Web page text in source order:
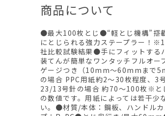
商品について
●最大100枚とじ●“軽とじ機構”搭
にとじられる強力ステープラー！
社比較試験結果●手にフィットする
装てんが簡単なワンタッチフルオ
ゲージつき（10mm～60mmまで
の場合 PPC用紙約2～30枚程度、3
23/13号針の場合 約70～100枚※と
の数値です。用紙によっては若干
い。●材質/本体：鋼板、ハンドル